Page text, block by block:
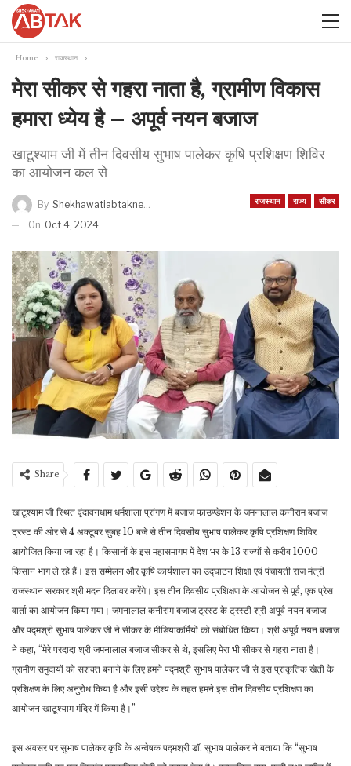
Home राजस्थान
मेरा सीकर से गहरा नाता है, ग्रामीण विकास
हमारा ध्येय है – अपूर्व नयन बजाज
खाटूश्याम जी में तीन दिवसीय सुभाष पालेकर कृषि प्रशिक्षण शिविर
का आयोजन कल से
राजस्थान राज्य सीकर
By Shekhawatiabtaknews
On Oct 4, 2024
Share
खाटूश्याम जी स्थित वृंदावनधाम धर्मशाला प्रांगण में बजाज फाउण्डेशन के जमनालाल कनीराम बजाज
ट्रस्ट की ओर से 4 अक्टूबर सुबह 10 बजे से तीन दिवसीय सुभाष पालेकर कृषि प्रशिक्षण शिविर
आयोजित किया जा रहा है। किसानों के इस महासमागम में देश भर के 13 राज्यों से करीब 1000
किसान भाग ले रहे हैं। इस सम्मेलन और कृषि कार्यशाला का उद्घाटन शिक्षा एवं पंचायती राज मंत्री
राजस्थान सरकार श्री मदन दिलावर करेंगे। इस तीन दिवसीय प्रशिक्षण के आयोजन से पूर्व, एक प्रेस
वार्ता का आयोजन किया गया। जमनालाल कनीराम बजाज ट्रस्ट के ट्रस्टी श्री अपूर्व नयन बजाज
और पद्मश्री सुभाष पालेकर जी ने सीकर के मीडियाकर्मियों को संबोधित किया। श्री अपूर्व नयन बजाज
ने कहा, “मेरे परदादा श्री जमनालाल बजाज सीकर से थे, इसलिए मेरा भी सीकर से गहरा नाता है।
ग्रामीण समुदायों को सशक्त बनाने के लिए हमने पद्मश्री सुभाष पालेकर जी से इस प्राकृतिक खेती के
प्रशिक्षण के लिए अनुरोध किया है और इसी उद्देश्य के तहत हमने इस तीन दिवसीय प्रशिक्षण का
आयोजन खाटूश्याम मंदिर में किया है।”
इस अवसर पर सुभाष पालेकर कृषि के अन्वेषक पद्मश्री डॉ. सुभाष पालेकर ने बताया कि “सुभाष